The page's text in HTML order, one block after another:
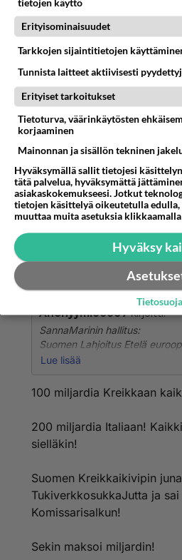
Anonyymi00020
Oikeistojohtoinen politiikka on
vaurastumisesta
Ylipäätään kenenkään joka
sen Mustaan Kassaan.
Atte Sensuuri Jääskeläinen
siitä!
Ja kuinka ollakaan peri
hillotolpan itselleen.
2 Äänestä
Anonyymi00067kirjoitti:
SannaMarinin hallitus:
Suomen Lahjoitus Etelä
(EUkoronatukipaketti velka,
Maksuaika2028-2058.
Joka vuosi Suomi maksaa
Lue lisää
100 miljardia Kreikkaan
200 miljardia Italiaan!
sielläkin!
Suomen Kreikkaikivipin
TukiverkkosukkaJutta ja
Komissarisalkun!
Sekin maksoi miljardin!
tietojen käyttö
Erityisominaisuudet
Tarkkojen sijaintitietojen
Tunnista laitteet aktiivisesti
Erityiset tarkoitukset
Tietoturva, väärinkäytösten
korjaaminen
Mainonnan ja sisällön tekninen
Hyväksymällä sallit tietojesi
tätä palvelua, hyväksymättä
asiakaskokemukseesi. Jotkut
tietojen käsittelyä oikeutetulla edulla,
muuttaa muita asetuksia
Hyväksy
Tietosuoja